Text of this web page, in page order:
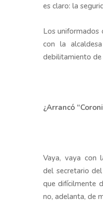
es claro: la
Los uniformados
con la
debilitamiento de
¿Arrancó
Vaya, vaya con
del secretario
que difícilmente
no, adelanta, de